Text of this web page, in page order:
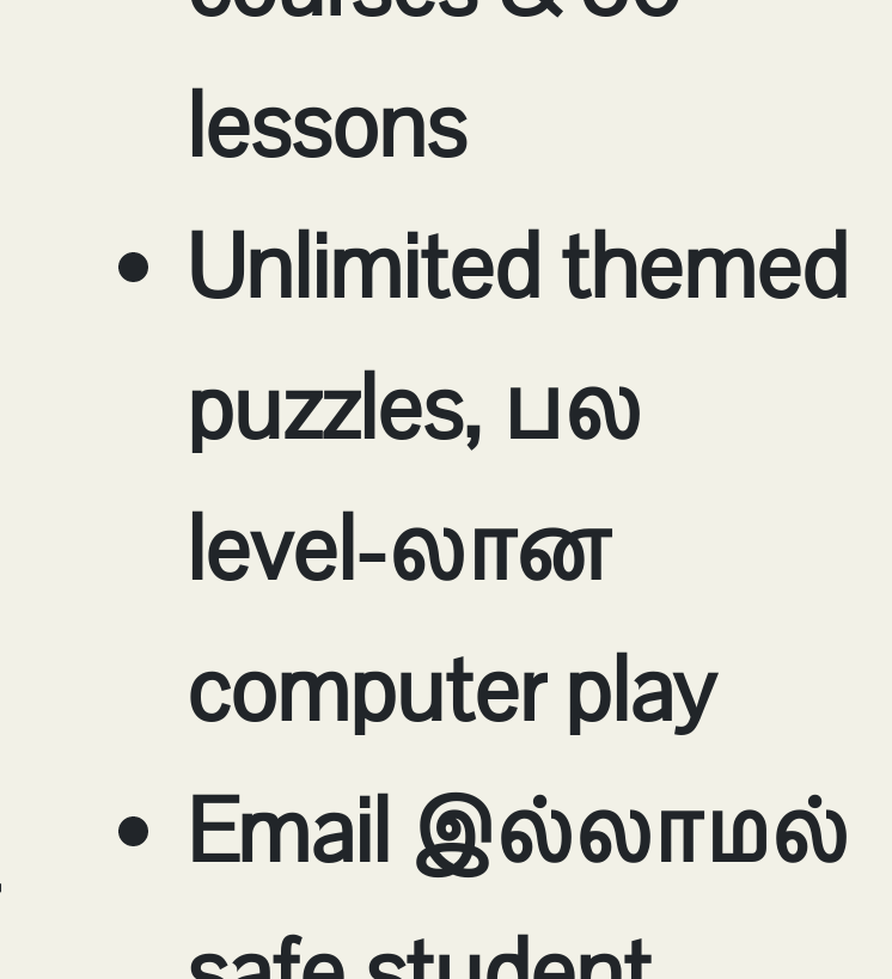
lessons
Unlimited themed
puzzles, பல
level-லான
computer play
Email இல்லாமல்